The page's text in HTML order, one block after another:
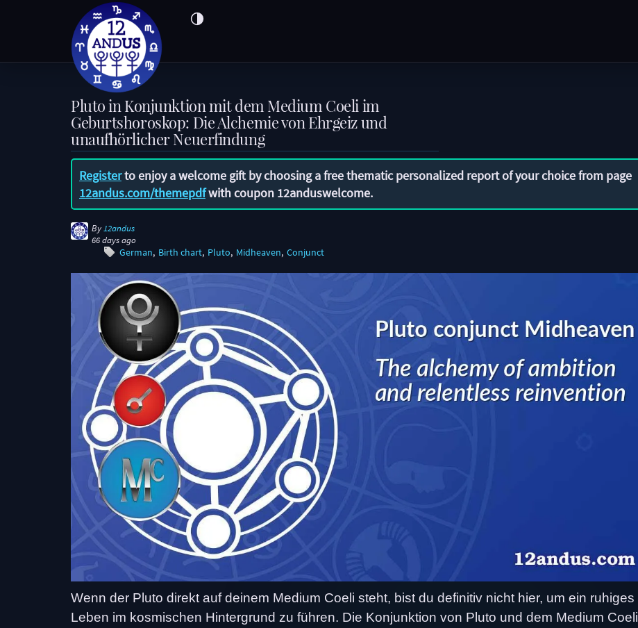
Pluto in Konjunktion mit dem Medium Coeli im
Geburtshoroskop: Die Alchemie von Ehrgeiz und
unaufhörlicher Neuerfindung
Registerto enjoy a welcome gift by choosing a free thematic personalized report of your choice from page
12andus.com/themepdfwith coupon 12anduswelcome.
By 12andus
66 days ago
German Birth chart Pluto Midheaven Conjunct
Wenn der Pluto direkt auf deinem Medium Coeli steht, bist du definitiv nicht hier, um ein ruhiges
Leben im kosmischen Hintergrund zu führen. Die Konjunktion von Pluto und dem Medium Coeli